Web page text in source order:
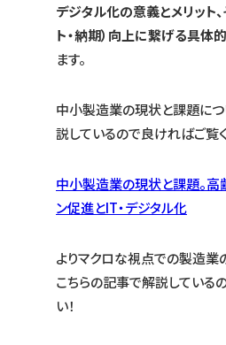
デジタル化の意義とメリット
ト・納期）向上に繋げる具体
ます。
中小製造業の現状と課題に
説しているので良ければご覧く
中小製造業の現状と課題。高
ン促進とIT・デジタル化
よりマクロな視点での製造業
こちらの記事で解説している
い！